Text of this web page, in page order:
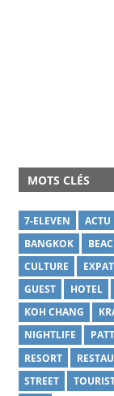
MOTS CLÉS
7-ELEVEN ACTU
BANGKOK
CULTURE
EXPAT
GUEST
HOTEL
KOH CHANG
NIGHTLIFE
RESORT
STREET